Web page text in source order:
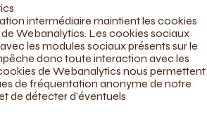
intermédiaire maintient les cookies
Webanalytics. Les cookies sociaux
les modules sociaux présents sur le
donc toute interaction avec les
de Webanalytics nous permettent
de fréquentation anonyme de notre
de détecter d’éventuels